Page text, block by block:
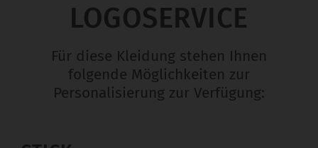
LOGOSERVICE
Für diese Kleidung stehen Ihnen
folgende Möglichkeiten zur
Personalisierung zur Verfügung: